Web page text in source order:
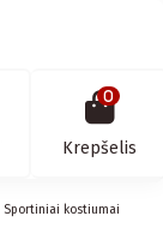
0
Krepšelis
Sportiniai kostiumai